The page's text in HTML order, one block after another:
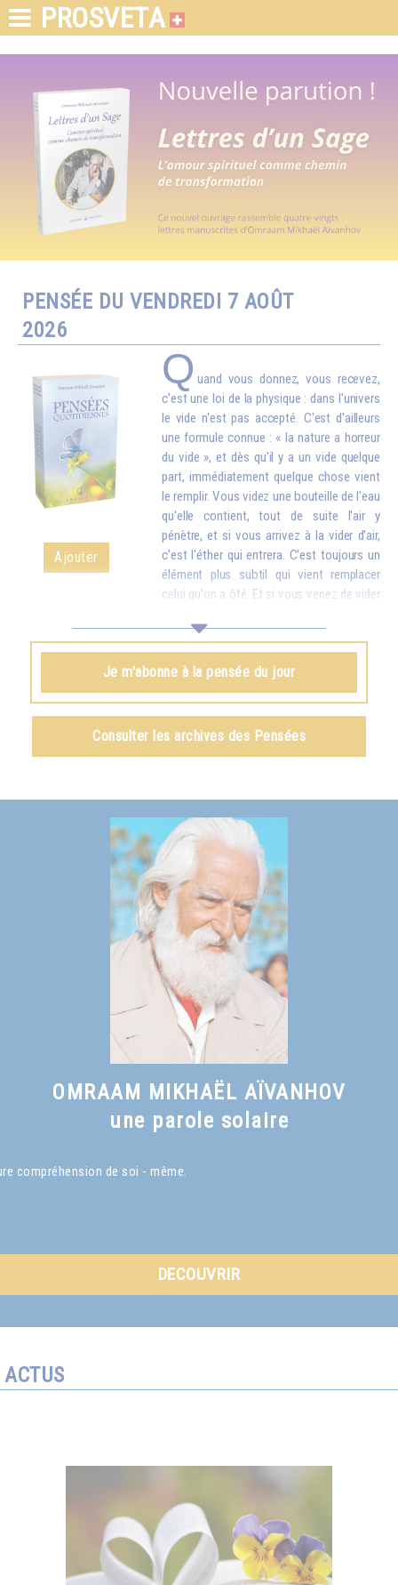
PROSVETA
PENSÉE DU VENDREDI 7 AOÛT
2026
Ajouter
Q uand vous donnez, vous recevez,
c'est une loi de la physique : dans l'univers
le vide n'est pas accepté. C'est d'ailleurs
une formule connue : « la nature a horreur
du vide », et dès qu'il y a un vide quelque
part, immédiatement quelque chose vient
le remplir. Vous videz une bouteille de l'eau
qu'elle contient, tout de suite l'air y
pénètre, et si vous arrivez à la vider d'air,
c'est l'éther qui entrera. C'est toujours un
élément plus subtil qui vient remplacer
celui qu'on a ôté. Et si vous venez de vider
les créatures, quelque chose d'en haut arrive tout de suite pour vous
remplir.
Omraam Mikhaël Aïvanhov
Voir le livreCréation artistique et création spirituelle,
Je m'abonne à la pensée du jour
Consulter les archives des Pensées
OMRAAM MIKHAËL AÏVANHOV
une parole solaire
compréhension de soi - même.
DECOUVRIR
ACTUS